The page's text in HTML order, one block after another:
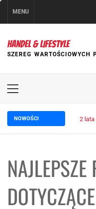
MENU
HANDEL & LIFESTYLE
SZEREG WARTOŚCIOWYCH
Primary
NOWOŚCI 2 lata